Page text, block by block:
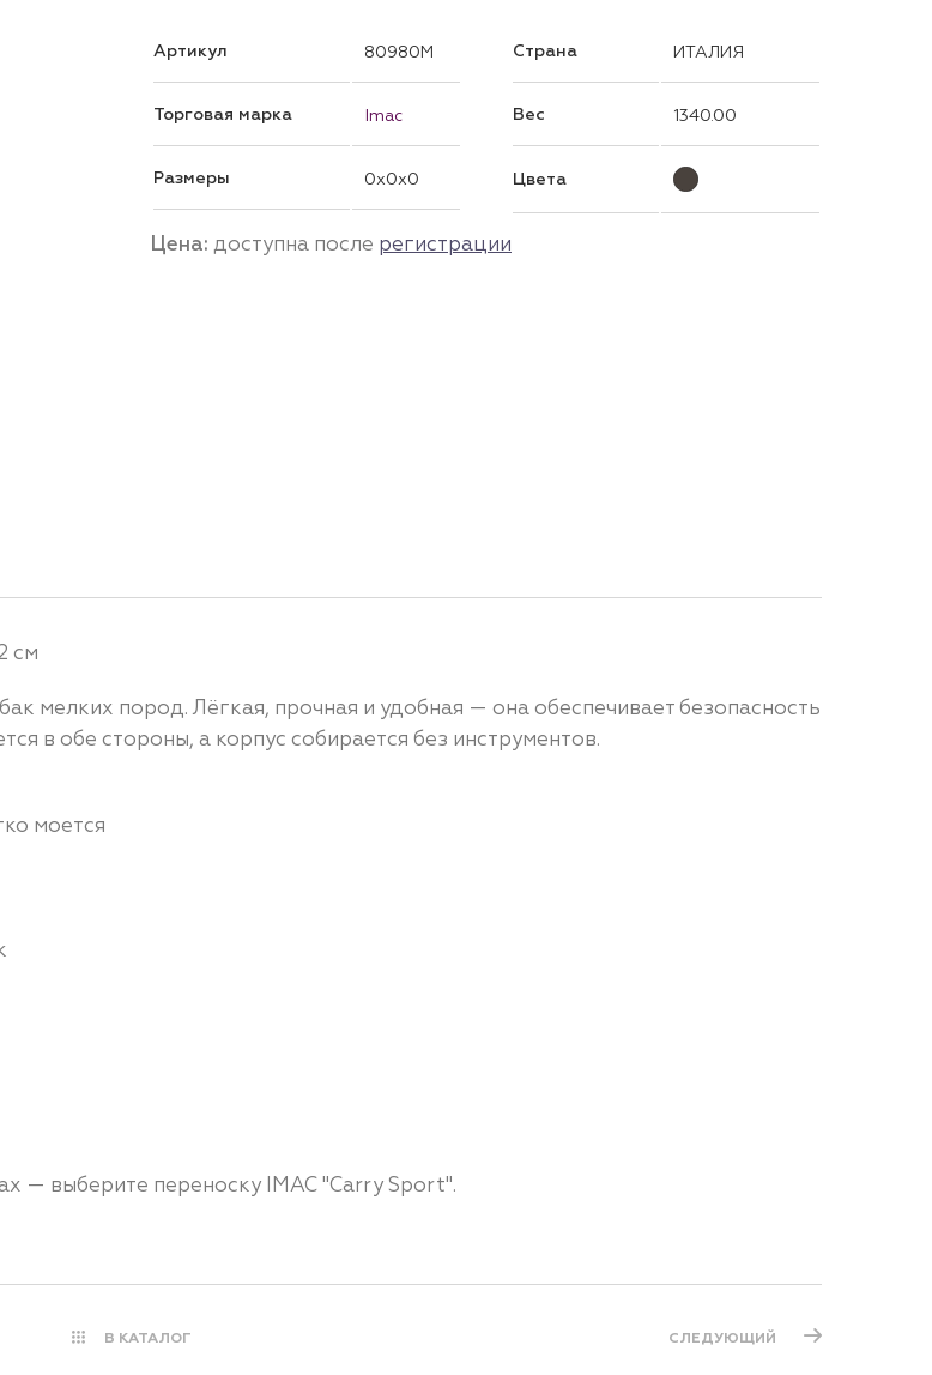
Артикул 80980M
Торговая марка Imac
Размеры 0x0x0
Страна ИТАЛИЯ
Вес 1340.00
Цвета
Цена: доступна после регистрации
см
мелких пород. Лёгкая, прочная и удобная — она обеспечивает безопасность
в обе стороны, а корпус собирается без инструментов.
моется
— выберите переноску IMAC "Carry Sport".
В КАТАЛОГ СЛЕДУЮЩИЙ